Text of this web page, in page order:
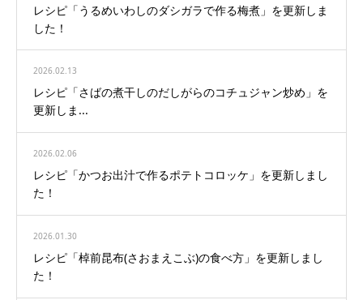
レシピ「うるめいわしのダシガラで作る梅煮」を更新しま
した！
2026.02.13
レシピ「さばの煮干しのだしがらのコチュジャン炒め」を
更新しま...
2026.02.06
レシピ「かつお出汁で作るポテトコロッケ」を更新しまし
た！
2026.01.30
レシピ「棹前昆布(さおまえこぶ)の食べ方」を更新しまし
た！